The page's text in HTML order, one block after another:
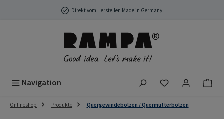
Zum Hauptinhalt springenDirekt vom Hersteller, Made in Germany
Navigation Du hast 0
Onlineshop Produkte Quergewindebolzen / Quermutterbolzen